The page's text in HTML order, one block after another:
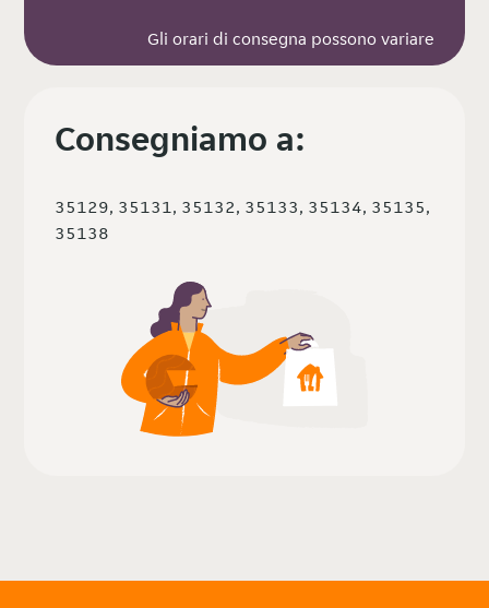
Gli orari di consegna possono variare
Consegniamo a:
35129, 35131, 35132, 35133, 35134, 35135,
35138